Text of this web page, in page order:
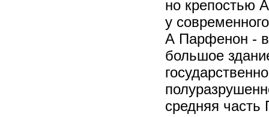
но крепостью
у
А Парфенон -
большое
средняя